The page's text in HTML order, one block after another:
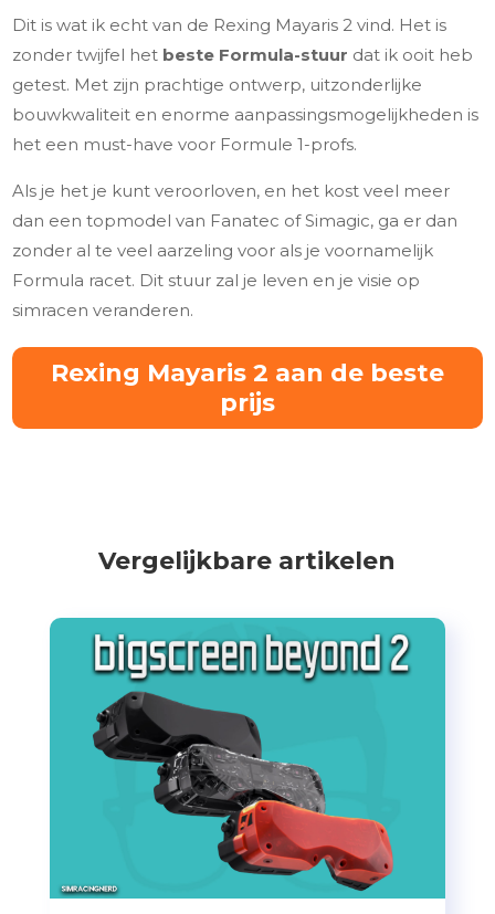
Dit is wat ik echt van de Rexing Mayaris 2 vind. Het is
zonder twijfel het beste Formula-stuur dat ik ooit heb
getest. Met zijn prachtige ontwerp, uitzonderlijke
bouwkwaliteit en enorme aanpassingsmogelijkheden is
het een must-have voor Formule 1-profs.
Als je het je kunt veroorloven, en het kost veel meer
dan een topmodel van Fanatec of Simagic, ga er dan
zonder al te veel aarzeling voor als je voornamelijk
Formula racet. Dit stuur zal je leven en je visie op
simracen veranderen.
Rexing Mayaris 2 aan de beste
prijs
Vergelijkbare artikelen